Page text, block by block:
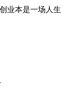
业本是一场人生